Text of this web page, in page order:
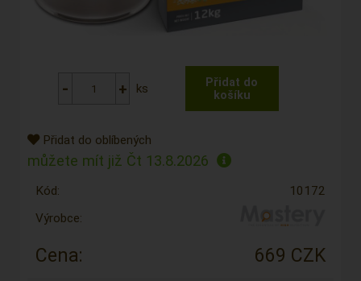
ks
Přidat do oblíbených
můžete mít již Čt 13.8.2026
Kód:
10172
Výrobce:
Cena: 669 CZK